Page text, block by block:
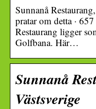
Sunnanå
pratar om detta ·
Restaurang ligger
Golfbana. Här…
Sunnanå
Västsverige